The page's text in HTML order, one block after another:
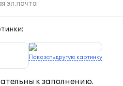
Показать другую картинку
к заполнению.